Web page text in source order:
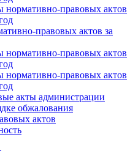
нормативно-правовых актов
правовых актов за
нормативно-правовых актов
нормативно-правовых актов
акты администрации
обжалования
актов